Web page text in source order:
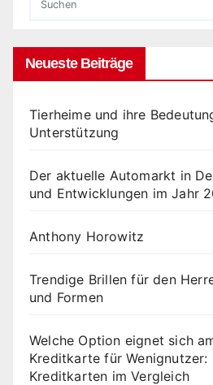
Neueste Beiträge
Tierheime und ihre
Unterstützung
Der aktuelle Automarkt in
und Entwicklungen im Jahr
Anthony Horowitz
Trendige Brillen für den
und Formen
Welche Option eignet sich
Kreditkarte für Wenignutzer:
Kreditkarten im Vergleich